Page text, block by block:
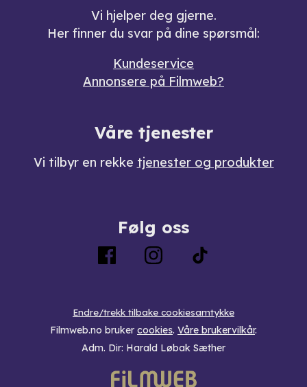
Vi hjelper deg gjerne.
Her finner du svar på dine spørsmål:
Kundeservice
Annonsere på Filmweb?
Våre tjenester
Vi tilbyr en rekke tjenester og produkter
Følg oss
Endre/trekk tilbake cookiesamtykke
Filmweb.no bruker cookies. Våre brukervilkår.
Adm. Dir: Harald Løbak Sæther